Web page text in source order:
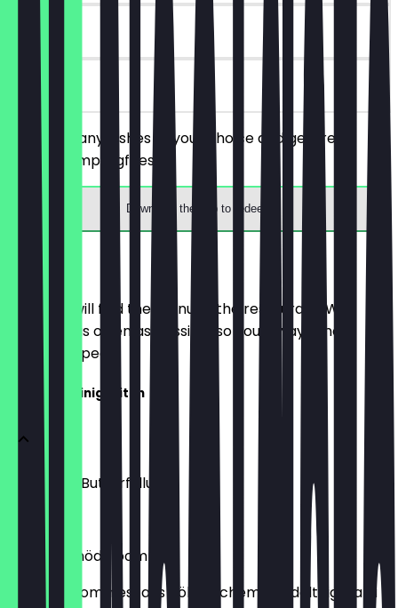
30 days
on site
You order any dishes of your choice and get free
wenzel dumplingfries.
Download the app to redeem
Menu
Here you will find the menu of the restaurant. We
update it as often as possible so you always know
what to expect.
Leckere Kleinigkeiten
Brezel mit Butterfüllung
€3.98
Wenzel-Knödelpommes
Lockere "Pommes" aus Böhmischem Knödelteig, dazu